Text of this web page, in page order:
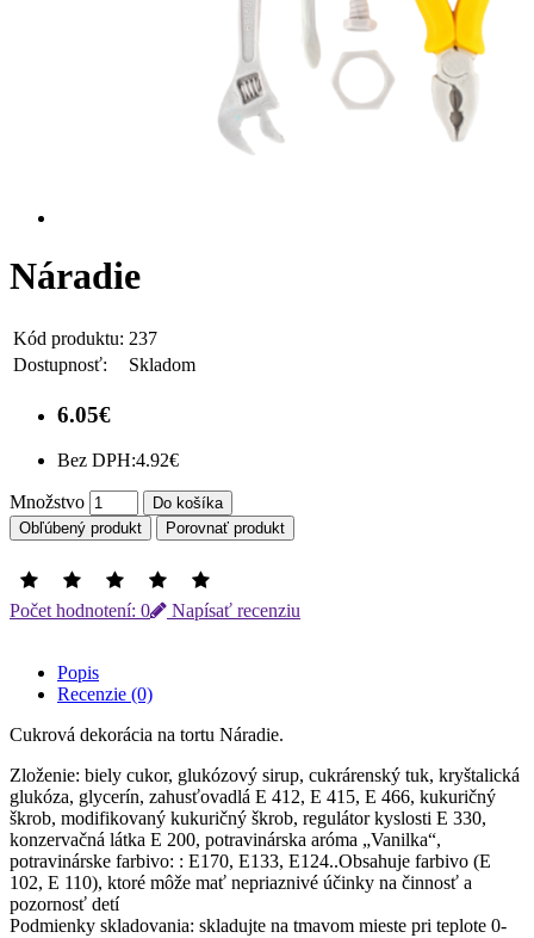
Náradie
Kód produktu: 237
Dostupnosť:
Skladom
6.05€
Bez DPH:4.92€
Množstvo
Do košíka
Obľúbený produkt
Porovnať produkt
Počet hodnotení: 0 Napísať recenziu
Popis
Recenzie (0)
Cukrová dekorácia na tortu Náradie.
Zloženie: biely cukor, glukózový sirup, cukrárenský tuk, kryštalická
glukóza, glycerín, zahusťovadlá E 412, E 415, E 466, kukuričný
škrob, modifikovaný kukuričný škrob, regulátor kyslosti E 330,
konzervačná látka E 200, potravinárska aróma „Vanilka“,
potravinárske farbivo: : Е170, Е133, Е124..Obsahuje farbivo (E
102, E 110), ktoré môže mať nepriaznivé účinky na činnosť a
pozornosť detí
Podmienky skladovania: skladujte na tmavom mieste pri teplote 0-